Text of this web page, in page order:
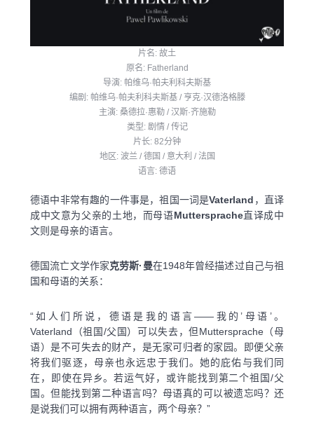
片名: 故土
原名: Fatherland
导演: 帕维乌·帕夫利科夫斯基
编剧: 帕维乌·帕夫利科夫斯基 / 亨克·汉德洛格滕
主演: 桑德拉·惠勒 / 汉斯·齐施勒
类型: 剧情 / 传记
片长: 82分钟
地区: 波兰 / 德国 / 意大利 / 法国
语言: 德语
德语中非常有趣的一件事是，祖国一词是Vaterland ，直译
成中文意为父亲的土地，而母语Muttersprache直译成中
文则是母亲的语言。
德国流亡文学作家克劳斯·曼在1948年曾经描述过自己与祖
国和母语的关系：
“如人们所说，德语是我的语言——我的’母语’。
Vaterland（祖国/父国）可以失去，但Muttersprache（母
语）是不可失去的财产，是无家可归者的家园。即便父亲
将我们驱逐，母亲也永远忠于我们。她的庇佑与我们同
在，即使在异乡。若运气好，或许能找到第二个祖国/父
国。但能找到第二种语言吗？母语真的可以被遗忘吗？还
是说我们可以拥有两种语言，两个母亲？”